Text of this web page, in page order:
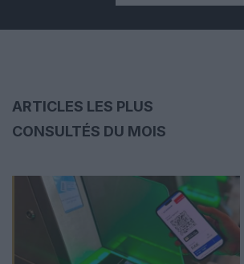
ARTICLES LES PLUS
CONSULTÉS DU MOIS